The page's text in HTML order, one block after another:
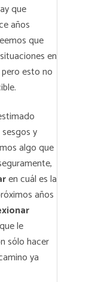
que
años
que
en
esto no
y
algo que
en cuál es la
años
le
sólo hacer
ya